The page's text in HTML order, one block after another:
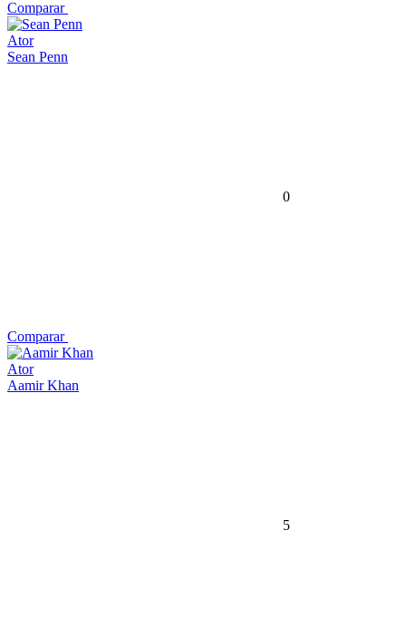
Comparar
Ator
Sean Penn
0
Comparar
Ator
Aamir Khan
5